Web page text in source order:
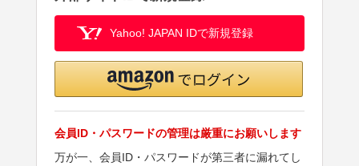
Yahoo! JAPAN IDで新規登録
会員ID・パスワードの管理は厳重にお願いします
万が一、会員ID・パスワードが第三者に漏れてし